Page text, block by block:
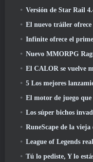
Versión de Star Rail
El nuevo tráiler ofrece
Infinite ofrece el primer vistazo al héroe
Nuevo MMORPG Ragnarok
El CALOR se vuelve más
5 Los mejores lanzamientos gratuitos
El motor de juego que impulsa el
Los súper bichos invaden
RuneScape de la vieja escuela lanza la misión Gran
League of Legends
Tú lo pediste, Y lo estás